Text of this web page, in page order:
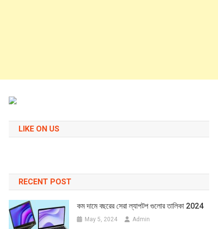
LIKE ON US
RECENT POST
কম দামে বছরের সেরা ল্যাপটপ গুলোর তালিকা 2024
May 5, 2024 Admin